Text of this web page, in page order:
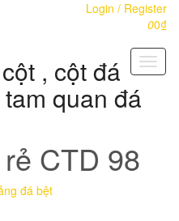
Login / Register
00₫
, cột đá
quan đá
CTD 98
đá bệt